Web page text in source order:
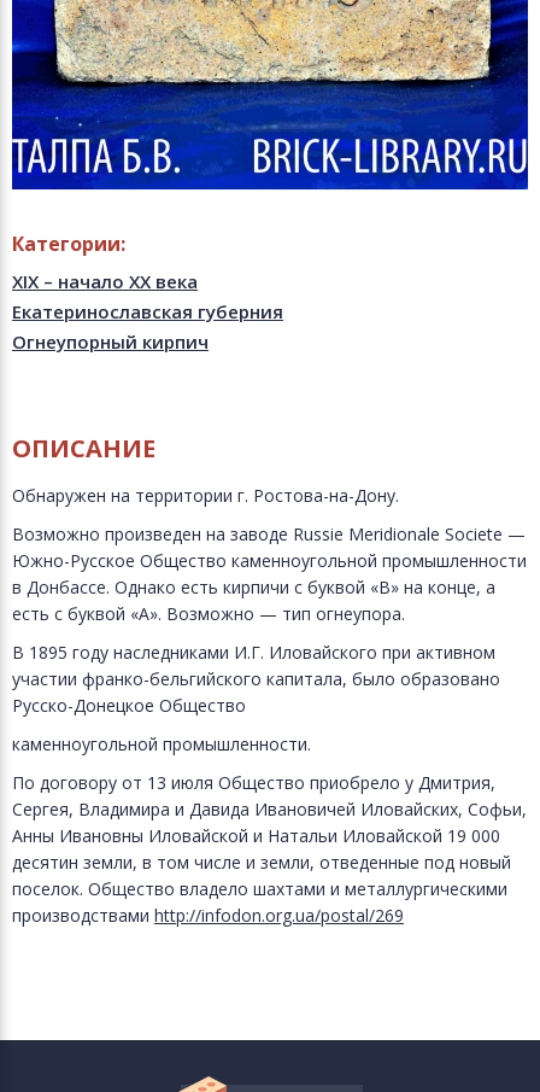
Категории:
XIX – начало XX века
Екатеринославская губерния
Огнеупорный кирпич
ОПИСАНИЕ
Обнаружен на территории г. Ростова-на-Дону.
Возможно произведен на заводе Russie Meridionale Societe —
Южно-Русское Общество каменноугольной промышленности
в Донбассе. Однако есть кирпичи с буквой «В» на конце, а
есть с буквой «А». Возможно — тип огнеупора.
В 1895 году наследниками И.Г. Иловайского при активном
участии франко-бельгийского капитала, было образовано
Русско-Донецкое Общество
каменноугольной промышленности.
По договору от 13 июля Общество приобрело у Дмитрия,
Сергея, Владимира и Давида Ивановичей Иловайских, Софьи,
Анны Ивановны Иловайской и Натальи Иловайской 19 000
десятин земли, в том числе и земли, отведенные под новый
поселок. Общество владело шахтами и металлургическими
производствами http://infodon.org.ua/postal/269